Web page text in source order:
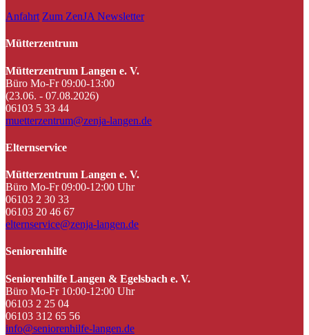
Anfahrt Zum ZenJA Newsletter
Mütterzentrum
Mütterzentrum Langen e. V.
Büro Mo-Fr 09:00-13:00
(23.06. - 07.08.2026)
06103 5 33 44
muetterzentrum@zenja-langen.de
Elternservice
Mütterzentrum Langen e. V.
Büro Mo-Fr 09:00-12:00 Uhr
06103 2 30 33
06103 20 46 67
elternservice@zenja-langen.de
Seniorenhilfe
Seniorenhilfe Langen & Egelsbach e. V.
Büro Mo-Fr 10:00-12:00 Uhr
06103 2 25 04
06103 312 65 56
info@seniorenhilfe-langen.de